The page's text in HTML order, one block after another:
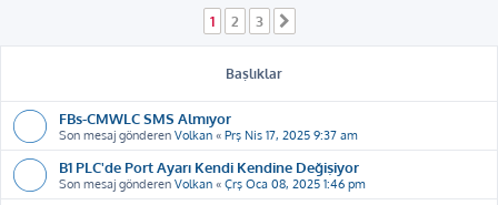
1 2 3
Başlıklar
FBs-CMWLC SMS Almıyor
Son mesaj gönderen Volkan « Prş Nis 17, 2025 9:37 am
B1 PLC'de Port Ayarı Kendi Kendine Değişiyor
Son mesaj gönderen Volkan « Çrş Oca 08, 2025 1:46 pm